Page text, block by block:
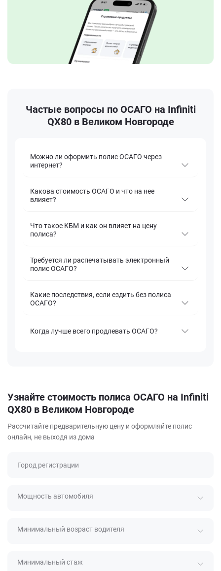
Частые вопросы по ОСАГО на Infiniti
QX80 в Великом Новгороде
Можно ли оформить полис ОСАГО через
интернет?
Какова стоимость ОСАГО и что на нее
влияет?
Что такое КБМ и как он влияет на цену
полиса?
Требуется ли распечатывать электронный
полис ОСАГО?
Какие последствия, если ездить без полиса
ОСАГО?
Когда лучше всего продлевать ОСАГО?
Узнайте стоимость полиса ОСАГО на Infiniti
QX80 в Великом Новгороде
Рассчитайте предварительную цену и оформляйте полис
онлайн, не выходя из дома
Город регистрации
Мощность автомобиля
Минимальный возраст водителя
Минимальный стаж